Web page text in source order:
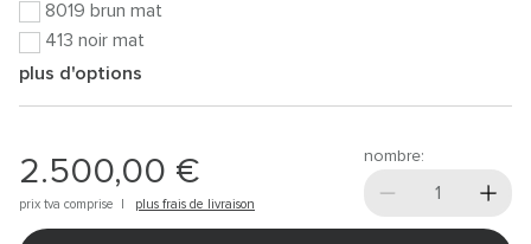
8019 brun mat
413 noir mat
plus d'options
2.500,00 €
prix tva comprise | plus frais de livraison
nombre: